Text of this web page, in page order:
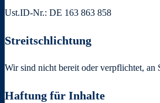
Ust.ID-Nr.: DE 163 863 858
Streitschlichtung
Wir sind nicht bereit oder verpflichtet, an
Haftung für Inhalte